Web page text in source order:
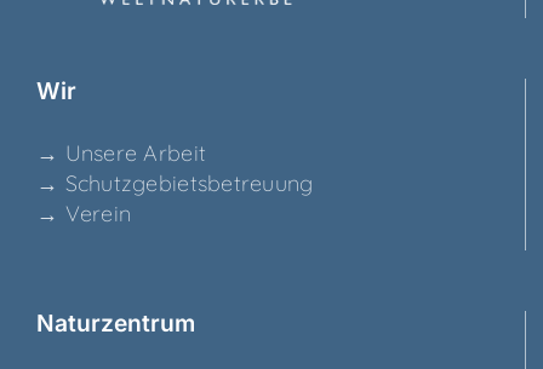
Wir
→ Unse­re Arbeit
→ Schutz­ge­biets­be­treu­ung
→ Ver­ein
Natur­zen­trum